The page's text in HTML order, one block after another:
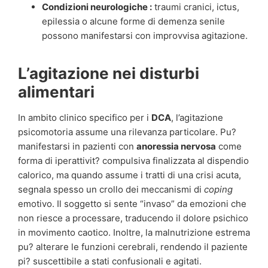
Condizioni neurologiche : traumi cranici, ictus,
epilessia o alcune forme di demenza senile
possono manifestarsi con improvvisa agitazione.
L’agitazione nei disturbi
alimentari
In ambito clinico specifico per i DCA, l’agitazione
psicomotoria assume una rilevanza particolare. Pu?
manifestarsi in pazienti con anoressia nervosa come
forma di iperattivit? compulsiva finalizzata al dispendio
calorico, ma quando assume i tratti di una crisi acuta,
segnala spesso un crollo dei meccanismi di coping
emotivo. Il soggetto si sente “invaso” da emozioni che
non riesce a processare, traducendo il dolore psichico
in movimento caotico. Inoltre, la malnutrizione estrema
pu? alterare le funzioni cerebrali, rendendo il paziente
pi? suscettibile a stati confusionali e agitati.